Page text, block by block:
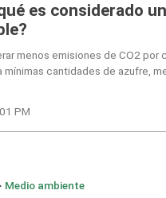
es considerado
menos emisiones de CO2 por
mínimas cantidades de azufre,
PM
Medio ambiente